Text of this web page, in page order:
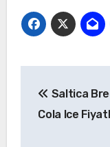
Saltica
Cola Ice